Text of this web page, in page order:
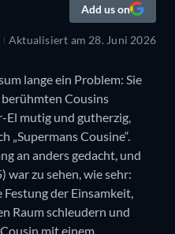
Add us on
Aktualisiert am28. Juni 2026
lange ein Problem: Sie
Cousins
El mutig und gutherzig,
„Supermans Cousine“.
an anders gedacht, und
war zu sehen, wie sehr:
der Einsamkeit,
Raum schleudern und
mit einem